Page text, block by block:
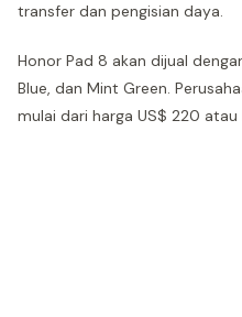
transfer dan pengisian daya.
Honor Pad 8 akan dijual
Blue, dan Mint Green.
mulai dari harga US$ 220 atau